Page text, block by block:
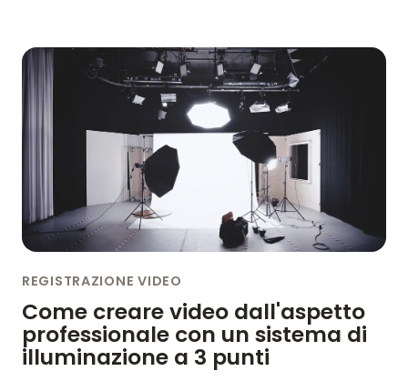
REGISTRAZIONE VIDEO
Come creare video dall'aspetto
professionale con un sistema di
illuminazione a 3 punti